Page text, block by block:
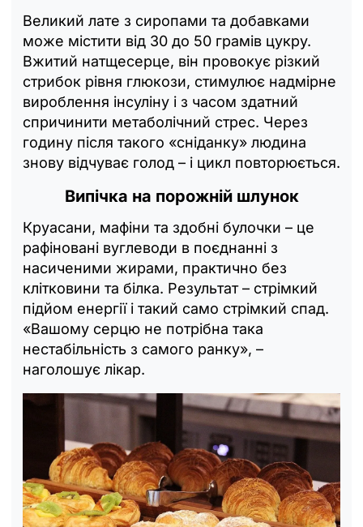
Великий лате з сиропами та добавками
може містити від 30 до 50 грамів цукру.
Вжитий натщесерце, він провокує різкий
стрибок рівня глюкози, стимулює надмірне
вироблення інсуліну і з часом здатний
спричинити метаболічний стрес. Через
годину після такого «сніданку» людина
знову відчуває голод – і цикл повторюється.
Випічка на порожній шлунок
Круасани, мафіни та здобні булочки – це
рафіновані вуглеводи в поєднанні з
насиченими жирами, практично без
клітковини та білка. Результат – стрімкий
підйом енергії і такий само стрімкий спад.
«Вашому серцю не потрібна така
нестабільність з самого ранку», –
наголошує лікар.